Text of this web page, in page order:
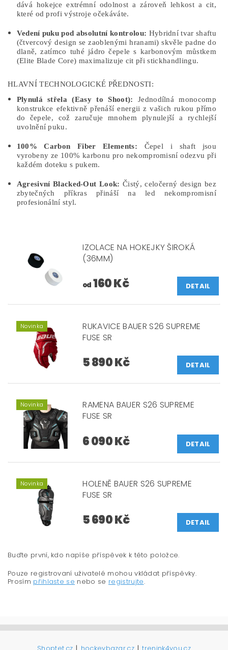
dává hokejce extrémní odolnost a zároveň lehkost a cit,
které od profi výstroje očekáváte.
Vedení puku pod absolutní kontrolou: Hybridní tvar shaftu
(čtvercový design se zaoblenými hranami) skvěle padne do
dlaně, zatímco tuhé jádro čepele s karbonovým můstkem
(Elite Blade Core) maximalizuje cit při stickhandlingu.
HLAVNÍ TECHNOLOGICKÉ PŘEDNOSTI:
Plynulá střela (Easy to Shoot): Jednodílná monocomp
konstrukce efektivně přenáší energii z vašich rukou přímo
do čepele, což zaručuje mnohem plynulejší a rychlejší
uvolnění puku.
100% Carbon Fiber Elements: Čepel i shaft jsou
vyrobeny ze 100% karbonu pro nekompromisní odezvu při
každém doteku s pukem.
Agresivní Blacked-Out Look: Čistý, celočerný design bez
zbytečných příkras přináší na led nekompromisní
profesionální styl.
IZOLACE NA HOKEJKY ŠIROKÁ
(36MM)
od 160 Kč DETAIL
Novinka
RUKAVICE BAUER S26 SUPREME
FUSE SR
5 890 Kč DETAIL
Novinka
RAMENA BAUER S26 SUPREME
FUSE SR
6 090 Kč DETAIL
Novinka
HOLENĚ BAUER S26 SUPREME
FUSE SR
5 690 Kč DETAIL
Buďte první, kdo napíše příspěvek k této položce.
Pouze registrovaní uživatelé mohou vkládat příspěvky.
Prosím přihlaste se nebo se registrujte.